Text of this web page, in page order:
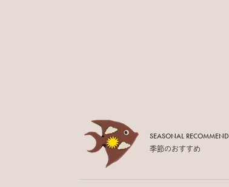
SEASONAL RECOMMEND
季節のおすすめ